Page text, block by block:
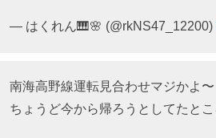
— はくれん🎹🌸 (@rkNS47_12200)
南海高野線運転見合わせマジかよ〜
ちょうど今から帰ろうとしてたと